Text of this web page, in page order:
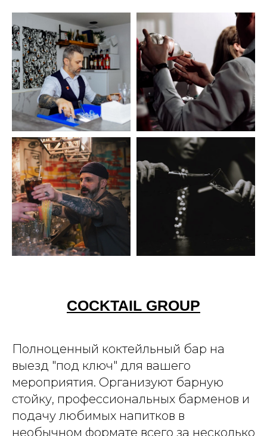
COCKTAIL GROUP
Полноценный коктейльный бар на
выезд "под ключ" для вашего
мероприятия. Организуют барную
стойку, профессиональных барменов и
подачу любимых напитков в
необычном формате всего за несколько